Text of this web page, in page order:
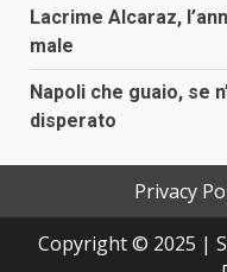
Lacrime Alcaraz,
male
Napoli che guaio, se
disperato
Privacy
Copyright © 2025 |